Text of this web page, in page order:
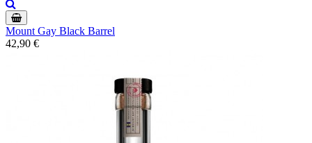
Mount Gay Black Barrel
42,90 €